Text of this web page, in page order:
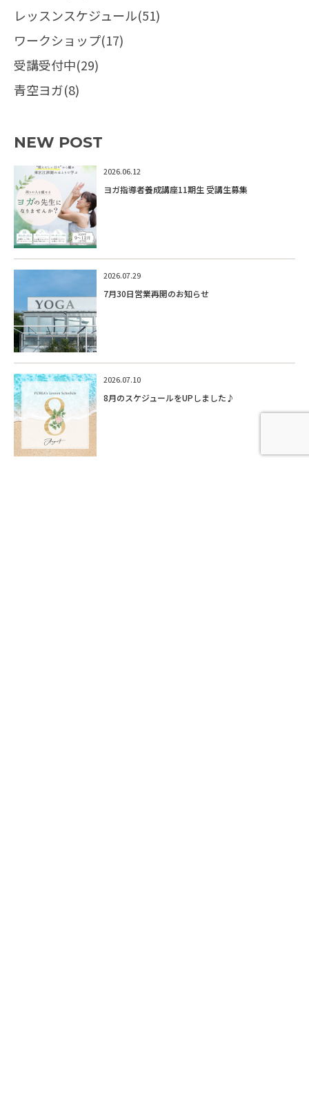
レッスンスケジュール(51)
ワークショップ(17)
受講受付中(29)
青空ヨガ(8)
NEW POST
2026.06.12
ヨガ指導者養成講座11期生 受講生募集
2026.07.29
7月30日営業再開のお知らせ
2026.07.10
8月のスケジュールをUPしました♪